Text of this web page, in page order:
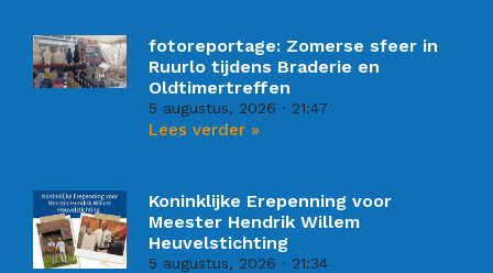
fotoreportage: Zomerse sfeer in
Ruurlo tijdens Braderie en
Oldtimertreffen
5 augustus, 2026 21:47
Lees verder »
Koninklijke Erepenning voor
Meester Hendrik Willem
Heuvelstichting
5 augustus, 2026 21:34